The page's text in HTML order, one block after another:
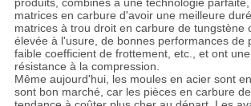
produits, combinés à une technologie
matrices en carbure d'avoir une meilleure
matrices à trou droit en carbure de tungstène
élevée à l'usure, de bonnes performances de
faible coefficient de frottement, etc., et ont
résistance à la compression.
Même aujourd'hui, les moules en acier sont
sont bon marché, car les pièces en carbure